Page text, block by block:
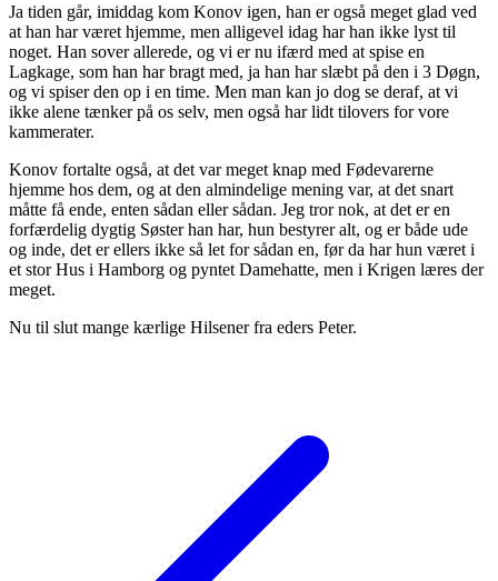
Ja tiden går, imiddag kom Konov igen, han er også meget glad ved
at han har været hjemme, men alligevel idag har han ikke lyst til
noget. Han sover allerede, og vi er nu ifærd med at spise en
Lagkage, som han har bragt med, ja han har slæbt på den i 3 Døgn,
og vi spiser den op i en time. Men man kan jo dog se deraf, at vi
ikke alene tænker på os selv, men også har lidt tilovers for vore
kammerater.
Konov fortalte også, at det var meget knap med Fødevarerne
hjemme hos dem, og at den almindelige mening var, at det snart
måtte få ende, enten sådan eller sådan. Jeg tror nok, at det er en
forfærdelig dygtig Søster han har, hun bestyrer alt, og er både ude
og inde, det er ellers ikke så let for sådan en, før da har hun været i
et stor Hus i Hamborg og pyntet Damehatte, men i Krigen læres der
meget.
Nu til slut mange kærlige Hilsener fra eders Peter.